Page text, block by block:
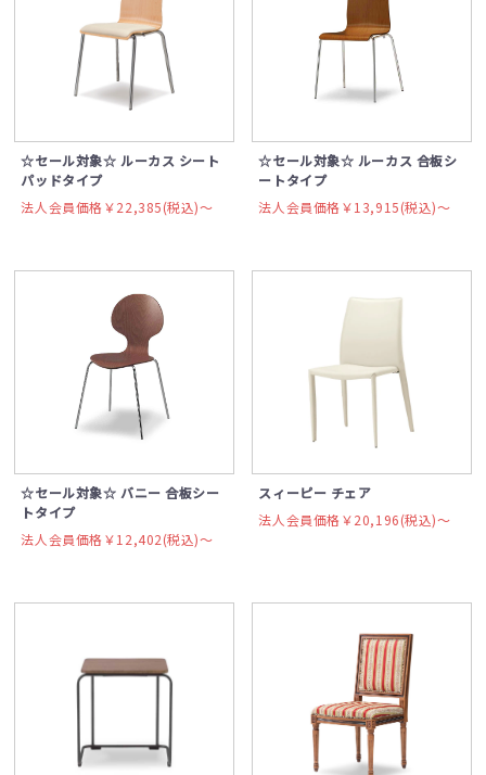
☆セール対象☆ ルーカス シート
パッドタイプ
法人会員価格￥22,385(税込)〜
☆セール対象☆ ルーカス 合板シ
ートタイプ
法人会員価格￥13,915(税込)〜
☆セール対象☆ バニー 合板シー
トタイプ
法人会員価格￥12,402(税込)〜
スィーピー チェア
法人会員価格￥20,196(税込)〜